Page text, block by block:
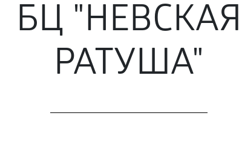
БЦ "НЕВСКАЯ
РАТУША"